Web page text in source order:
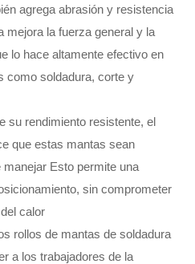
agrega abrasión y resistencia
mejora la fuerza general y la
lo hace altamente efectivo en
como soldadura, corte y
su rendimiento resistente, el
que estas mantas sean
Esto permite una
sin comprometer
calor
rollos de mantas de soldadura
a los trabajadores de la